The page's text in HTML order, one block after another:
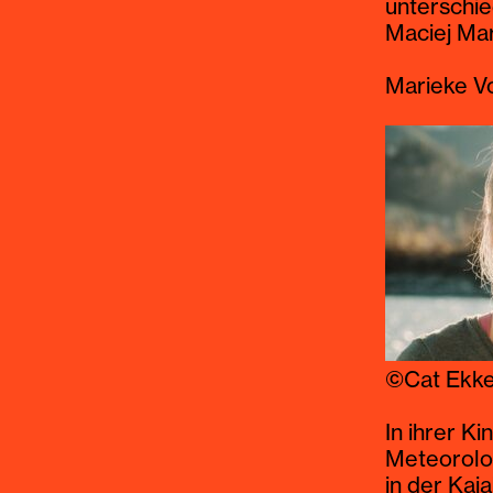
Der
(CIA) und
Maciej
Marieke
©Cat
In ihrer
in der